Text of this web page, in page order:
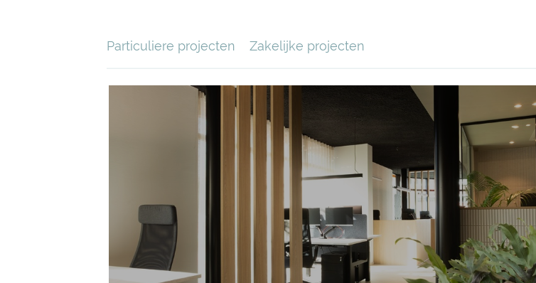
Particuliere projecten Zakelijke projecten